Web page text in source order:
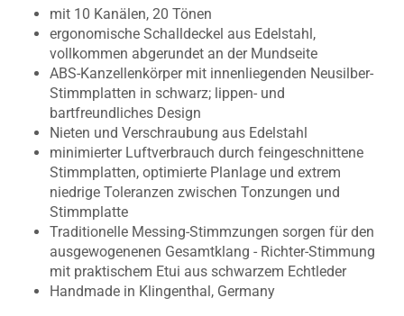
mit 10 Kanälen, 20 Tönen
ergonomische Schalldeckel aus Edelstahl,
vollkommen abgerundet an der Mundseite
ABS-Kanzellenkörper mit innenliegenden Neusilber-
Stimmplatten in schwarz; lippen- und
bartfreundliches Design
Nieten und Verschraubung aus Edelstahl
minimierter Luftverbrauch durch feingeschnittene
Stimmplatten, optimierte Planlage und extrem
niedrige Toleranzen zwischen Tonzungen und
Stimmplatte
Traditionelle Messing-Stimmzungen sorgen für den
ausgewogenenen Gesamtklang - Richter-Stimmung
mit praktischem Etui aus schwarzem Echtleder
Handmade in Klingenthal, Germany